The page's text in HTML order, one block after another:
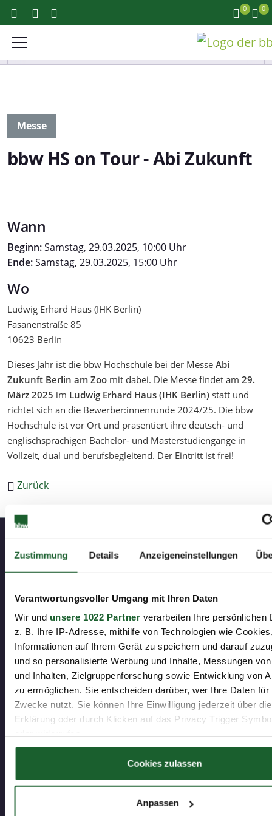
Zustimmung Details Anzeigeneinstellungen
Verantwortungsvoller Umgang mit Ihren Daten
Wir und unsere 1022 Partnerverarbeiten Ihre persönlichen
z. B. Ihre IP-Adresse, mithilfe von Technologien wie
Informationen auf Ihrem Gerät zu speichern und darauf
und so personalisierte Werbung und Inhalte, Messungen
und Inhalten, Zielgruppenforschung sowie Entwicklung von
zu ermöglichen. Sie entscheiden darüber, wer Ihre Daten für
Zwecke nutzt. Sie können Ihre Einwilligung jederzeit über
Erklärung oder durch Klicken auf das Privacy Trigger
Wenn Sie es erlauben, würden wir auch gerne:
Informationen über Ihre geografische Lage erfassen,
Ihr Gerät durch aktives Scannen nach bestimmten
Cookies zulassen
Anpassen
0 0
Messe
bbw HS on Tour - Abi Zukunft
Wann
Beginn:Samstag, 29.03.2025, 10:00 Uhr
Ende:Samstag, 29.03.2025, 15:00 Uhr
Wo
Ludwig Erhard Haus (IHK Berlin)
Fasanenstraße 85
10623 Berlin
Dieses Jahr ist die bbw Hochschule bei der Messe Abi
Zukunft Berlin am Zoo mit dabei. Die Messe findet am 29.
März 2025 im Ludwig Erhard Haus (IHK Berlin) statt und
richtet sich an die Bewerber:innenrunde 2024/25. Die bbw
Hochschule ist vor Ort und präsentiert ihre deutsch- und
englischsprachigen Bachelor- und Masterstudiengänge in
Vollzeit, dual und berufsbegleitend. Der Eintritt ist frei!
Zurück
bbw Gruppe
© Copyright2026. bbw Gruppe
Weitere Webseiten des bbw
bbw Privatschulen
bbw Hochschule
bbw Weiterbildung
Weitere Informationen